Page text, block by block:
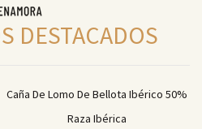
DESTACADOS
Caña De Lomo De Bellota Ibérico 50%
Raza Ibérica